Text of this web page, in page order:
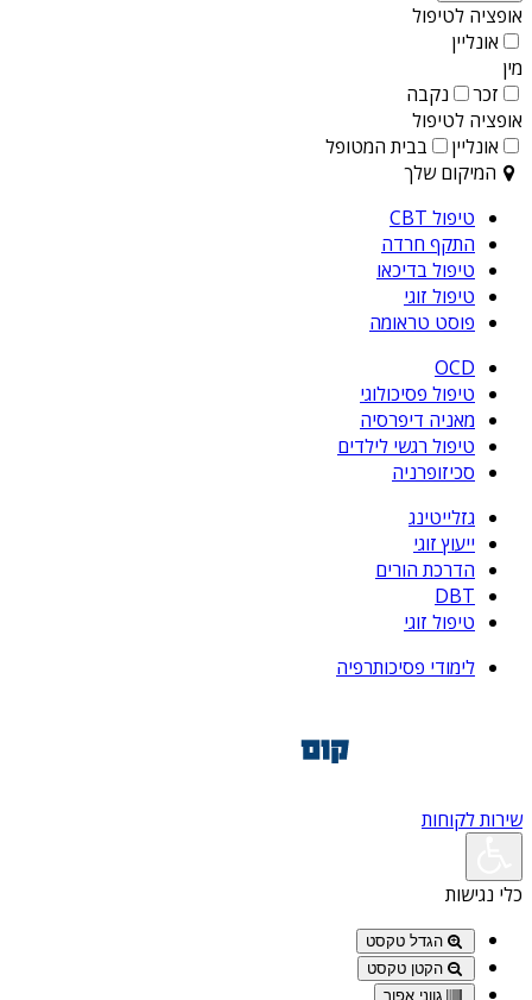
אופציה לטיפול
אונליין
מין
זכר
נקבה
אופציה לטיפול
אונליין
בבית המטופל
המיקום שלך
טיפול CBT
התקף חרדה
טיפול בדיכאו
טיפול זוגי
פוסט טראומה
OCD
טיפול פסיכולוגי
מאניה דיפרסיה
טיפול רגשי לילדים
סכיזופרניה
גזלייטינג
ייעוץ זוגי
הדרכת הורים
DBT
טיפול זוגי
לימודי פסיכותרפיה
שירות לקוחות
כלי נגישות
הגדל טקסט
הקטן טקסט
גווני אפור